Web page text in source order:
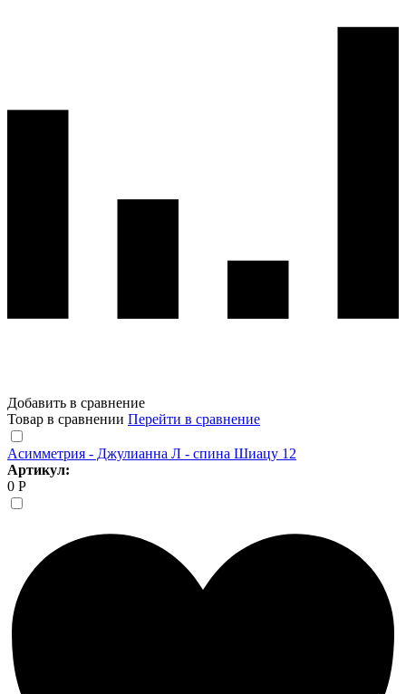
Добавить в сравнение
Товар в сравнении Перейти в сравнение
Асимметрия - Джулианна Л - спина Шиацу 12
Артикул:
0 Р